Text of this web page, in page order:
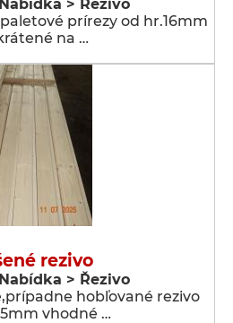
> Řezivo
prírezy od hr.16mm
na …
rezivo
> Řezivo
hobľované rezivo
vhodné …